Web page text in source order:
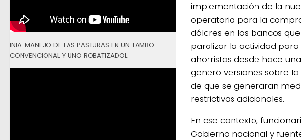
implementación de la
operatoria para la
dólares en los bancos
paralizar la actividad para
ahorristas desde hace
generó versiones sobre la
de que se generaran
restrictivas adicionales.
En ese contexto,
Gobierno nacional y
INIA: MANEJO DE LAS PASTURAS EN UN TAMBO
CONVENCIONAL Y UNO ROBATIZADOL